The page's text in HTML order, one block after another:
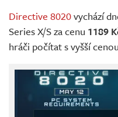
Directive 8020vychází
Series X/S za cenu 1189
hráči počítat s vyšší